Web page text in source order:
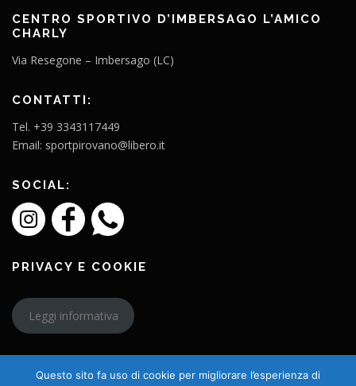
CENTRO SPORTIVO D’IMBERSAGO L’AMICO
CHARLY
Via Resegone – Imbersago (LC)
CONTATTI:
Tel. +39 3343117449
Email: sportpirovano@libero.it
SOCIAL:
PRIVACY E COOKIE
Leggi informativa
Questo sito fa uso di cookie per migliorare l’esperienza di